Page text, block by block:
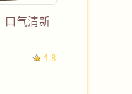
口气清新
4.8